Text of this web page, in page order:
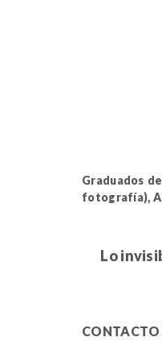
Graduados
fotografía),
Lo
CONTACTO